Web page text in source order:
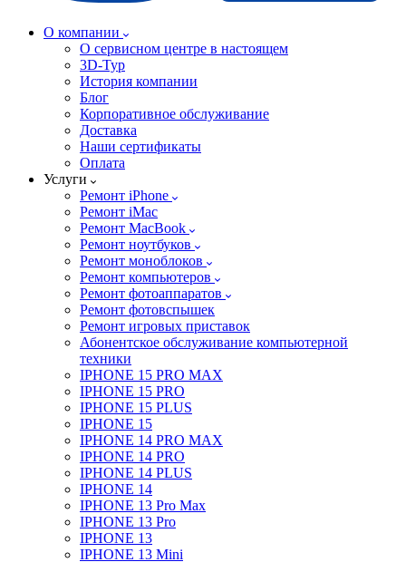
О компании
О сервисном центре в настоящем
3D-Тур
История компании
Блог
Корпоративное обслуживание
Доставка
Наши сертификаты
Оплата
Услуги
Ремонт iPhone
Ремонт iMac
Ремонт MacBook
Ремонт ноутбуков
Ремонт моноблоков
Ремонт компьютеров
Ремонт фотоаппаратов
Ремонт фотовспышек
Ремонт игровых приставок
Абонентское обслуживание компьютерной
техники
IPHONE 15 PRO MAX
IPHONE 15 PRO
IPHONE 15 PLUS
IPHONE 15
IPHONE 14 PRO MAX
IPHONE 14 PRO
IPHONE 14 PLUS
IPHONE 14
IPHONE 13 Pro Max
IPHONE 13 Pro
IPHONE 13
IPHONE 13 Mini